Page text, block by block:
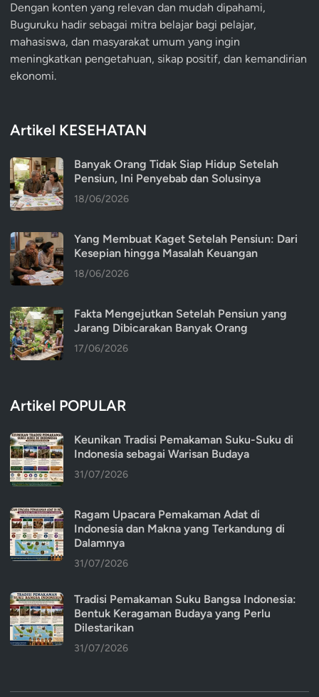
Dengan konten yang relevan dan mudah dipahami,
Buguruku hadir sebagai mitra belajar bagi pelajar,
mahasiswa, dan masyarakat umum yang ingin
meningkatkan pengetahuan, sikap positif, dan kemandirian
ekonomi.
Artikel KESEHATAN
Banyak Orang Tidak Siap Hidup Setelah
Pensiun, Ini Penyebab dan Solusinya
18/06/2026
Yang Membuat Kaget Setelah Pensiun: Dari
Kesepian hingga Masalah Keuangan
18/06/2026
Fakta Mengejutkan Setelah Pensiun yang
Jarang Dibicarakan Banyak Orang
17/06/2026
Artikel POPULAR
Keunikan Tradisi Pemakaman Suku-Suku di
Indonesia sebagai Warisan Budaya
31/07/2026
Ragam Upacara Pemakaman Adat di
Indonesia dan Makna yang Terkandung di
Dalamnya
31/07/2026
Tradisi Pemakaman Suku Bangsa Indonesia:
Bentuk Keragaman Budaya yang Perlu
Dilestarikan
31/07/2026